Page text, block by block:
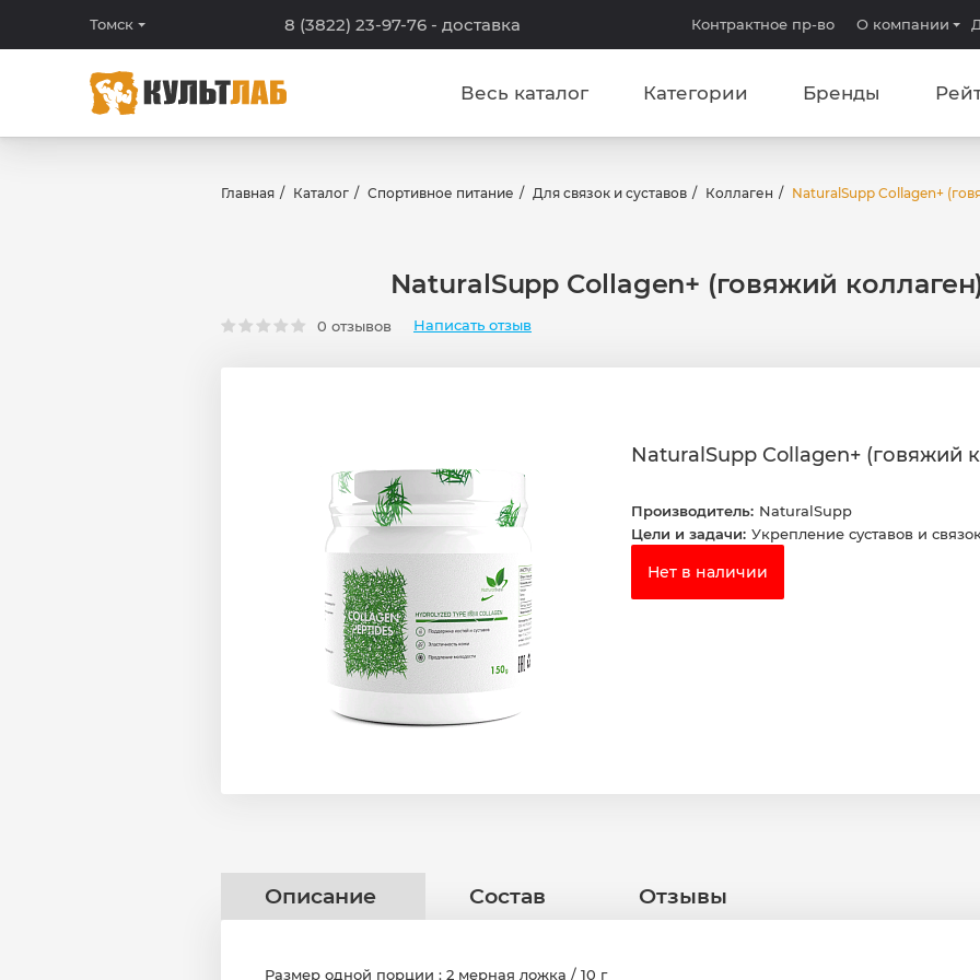
Томск 8 (3822) 23-97-76 - доставка Контрактное пр-во О компании
Весь каталог Категории Бренды
Главная Каталог Спортивное питание Для связок и суставов Коллаген NaturalSupp Collagen+
NaturalSupp Collagen+ (говяжий
0 отзывов Написать отзыв
NaturalSupp Collagen+ (говяжий
Производитель: NaturalSupp
Цели и задачи: Укрепление суставов и
Нет в наличии
Описание Состав Отзывы
Размер одной порции : 2 мерная ложка / 10 г